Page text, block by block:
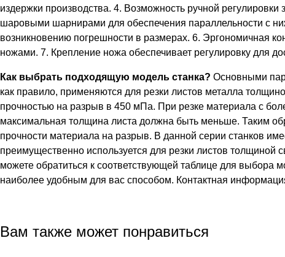
издержки производства. 4. Возможность ручной
шаровыми шарнирами для обеспечения параллельности с
возникновению погрешности в размерах. 6. Эргономичная
ножами. 7. Крепление ножа обеспечивает регулировку для
Как выбрать подходящую модель станка? Основными
как правило, применяются для резки листов металла
прочностью на разрыв в 450 мПа. При резке материала с
максимальная толщина листа должна быть меньше. Таким
прочности материала на разрыв. В данной серии станков
преимущественно используется для резки листов
можете обратиться к соответствующей таблице для
наиболее удобным для вас способом. Контактная
Вам также может понравиться